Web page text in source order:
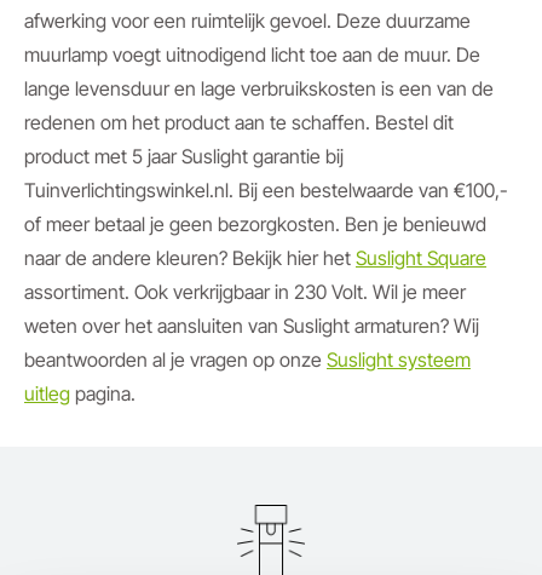
afwerking voor een ruimtelijk gevoel. Deze duurzame
muurlamp voegt uitnodigend licht toe aan de muur. De
lange levensduur en lage verbruikskosten is een van de
redenen om het product aan te schaffen. Bestel dit
product met 5 jaar Suslight garantie bij
Tuinverlichtingswinkel.nl. Bij een bestelwaarde van €100,-
of meer betaal je geen bezorgkosten. Ben je benieuwd
naar de andere kleuren? Bekijk hier het Suslight Square
assortiment. Ook verkrijgbaar in 230 Volt. Wil je meer
weten over het aansluiten van Suslight armaturen? Wij
beantwoorden al je vragen op onze Suslight systeem
uitleg pagina.